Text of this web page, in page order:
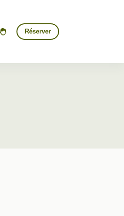
Réserver